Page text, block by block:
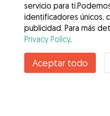
Contacta
¿Conoces los
servicio para
identificadores únicos,
publicidad. Para más
Privacy Policy.
Aceptar todo